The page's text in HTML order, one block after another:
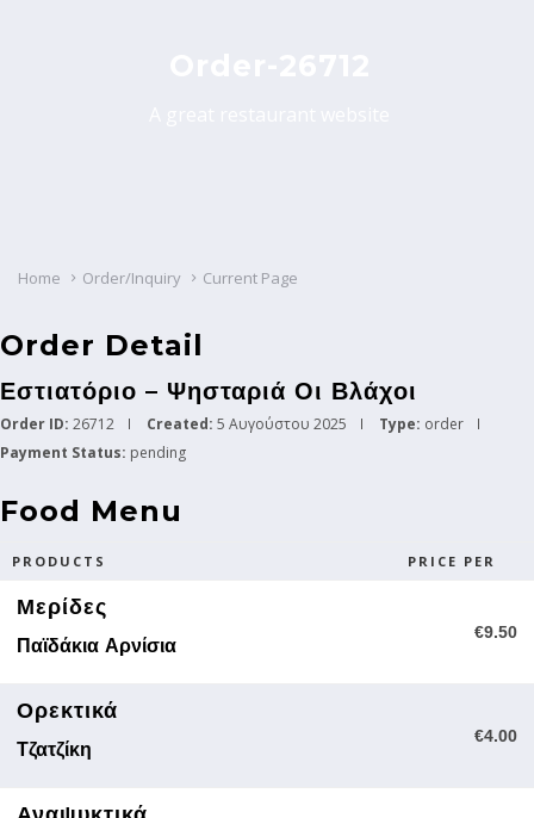
Home Order/Inquiry Current Page
Order Detail
Εστιατόριο – Ψησταριά Οι Βλάχοι
Order ID: 26712 Created: 5 Αυγούστου 2025 Type: order
Payment Status: pending
Food Menu
PRODUCTS PRICE PER
Μερίδες
Παϊδάκια Αρνίσια
€9.50
Ορεκτικά
Τζατζίκη
€4.00